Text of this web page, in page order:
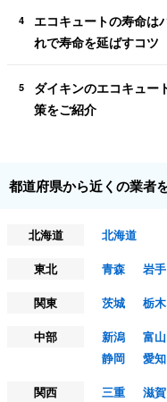
4
エコキュートの寿命は
れで寿命を延ばすコツ
5
ダイキンのエコキュー
策をご紹介
都道府県から近くの業者
北海道
北海道
東北
青森 岩手
関東
茨城 栃木
中部
新潟 富山
静岡
愛知
関西
三重 滋賀